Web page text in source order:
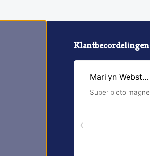
Klantbeoordelingen